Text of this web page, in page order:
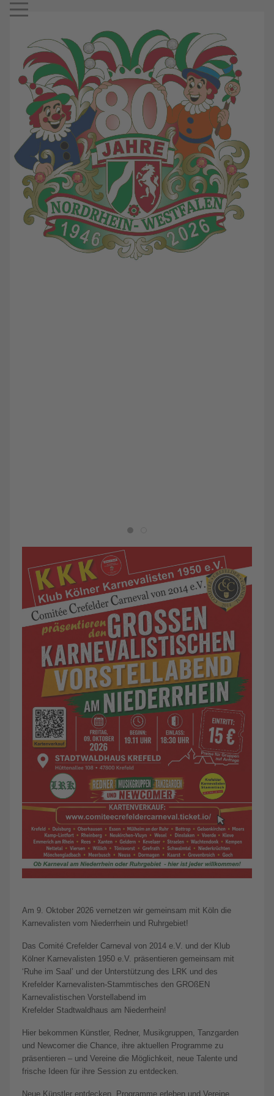
Mobile Menu Toggle
Am 9. Oktober 2026 vernetzen wir gemeinsam mit Köln die
Karnevalisten vom Niederrhein und Ruhrgebiet!
Das Comité Crefelder Carneval von 2014 e.V. und der Klub
Kölner Karnevalisten 1950 e.V. präsentieren gemeinsam mit
‘Ruhe im Saal’ und der Unterstützung des LRK und des
Krefelder Karnevalisten-Stammtisches den GROßEN
Karnevalistischen Vorstellabend im
Krefelder Stadtwaldhaus am Niederrhein!
Hier bekommen Künstler, Redner, Musikgruppen, Tanzgarden
und Newcomer die Chance, ihre aktuellen Programme zu
präsentieren – und Vereine die Möglichkeit, neue Talente und
frische Ideen für ihre Session zu entdecken.
Neue Künstler entdecken, Programme erleben und Vereine